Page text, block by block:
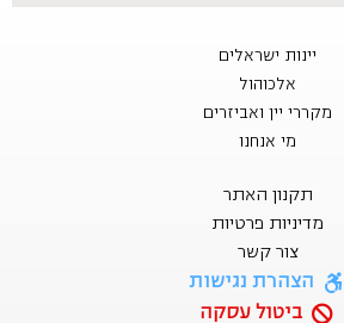
יינות ישראלים
אלכוהול
מקררי יין ואביזרים
מי אנחנו
תקנון האתר
מדיניות פרטיות
צור קשר
הצהרת נגישות
ביטול עסקה